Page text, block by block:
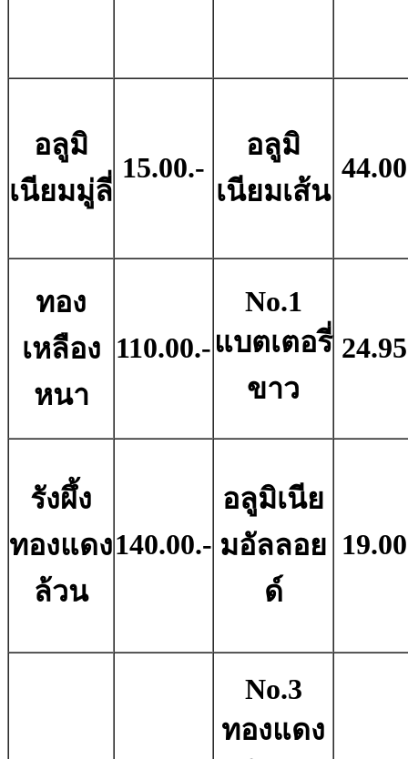
อลูมิ
เนียมมู่ลี่
15.00.-
อลูมิ
เนียมเส้น
ทอง
เหลือง
หนา
110.00.-
No.1
แบตเตอรี่
ขาว
รังผึ้ง
ทองแดง
ล้วน
140.00.-
อลูมิเนีย
มอัลลอย
ด์
No.3
ทองแดง